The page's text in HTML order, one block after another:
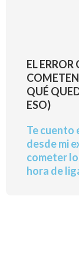
EL
QUÉ
ESO)
Te cuento
desde mi
cometer
hora de